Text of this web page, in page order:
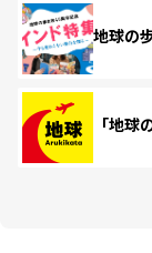
地球の
「地